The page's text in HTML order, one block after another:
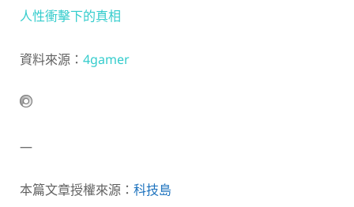
人性衝擊下的真相
資料來源： 4gamer
—
本篇文章授權來源： 科技島